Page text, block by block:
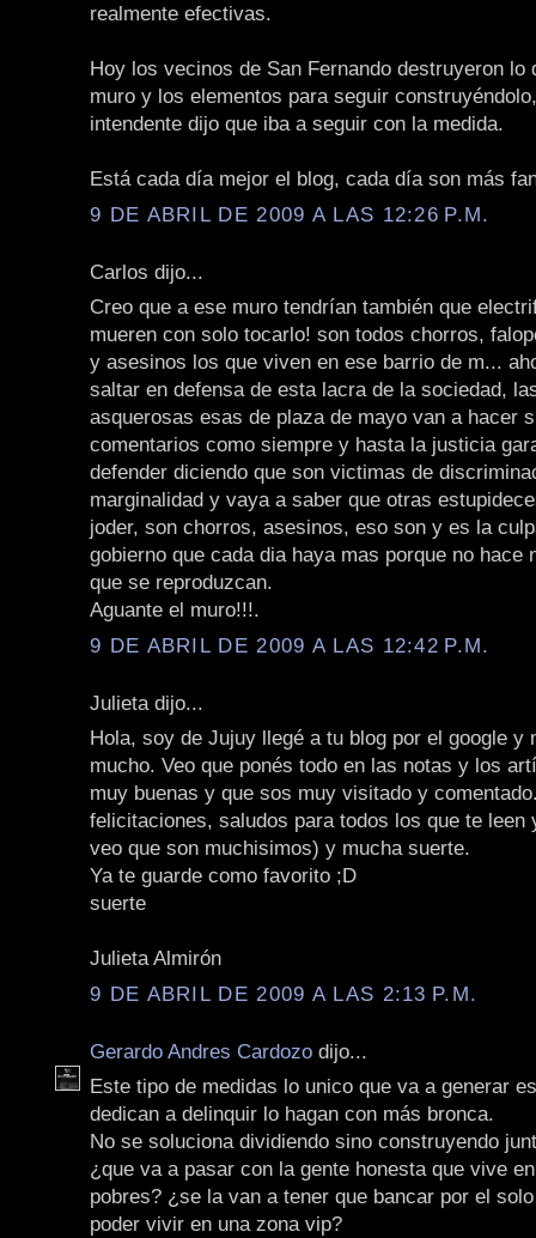
realmente efectivas.
Hoy los vecinos de San Fernando destruyeron lo
muro y los elementos para seguir
intendente dijo que iba a seguir con la medida.
Está cada día mejor el blog, cada día son más
9 DE ABRIL DE 2009 A LAS 12:26 P.M.
Carlos dijo...
Creo que a ese muro tendrían también que
mueren con solo tocarlo! son todos chorros,
y asesinos los que viven en ese barrio de m...
saltar en defensa de esta lacra de la sociedad,
asquerosas esas de plaza de mayo van a hacer
comentarios como siempre y hasta la justicia
defender diciendo que son victimas de
marginalidad y vaya a saber que otras
joder, son chorros, asesinos, eso son y es la
gobierno que cada dia haya mas porque no hace
que se reproduzcan.
Aguante el muro!!!.
9 DE ABRIL DE 2009 A LAS 12:42 P.M.
Julieta dijo...
Hola, soy de Jujuy llegé a tu blog por el google y
mucho. Veo que ponés todo en las notas y los
muy buenas y que sos muy visitado y
felicitaciones, saludos para todos los que te leen
veo que son muchisimos) y mucha suerte.
Ya te guarde como favorito ;D
suerte
Julieta Almirón
9 DE ABRIL DE 2009 A LAS 2:13 P.M.
Gerardo Andres Cardozo dijo...
Este tipo de medidas lo unico que va a generar
dedican a delinquir lo hagan con más bronca.
No se soluciona dividiendo sino construyendo
¿que va a pasar con la gente honesta que vive
pobres? ¿se la van a tener que bancar por el
poder vivir en una zona vip?